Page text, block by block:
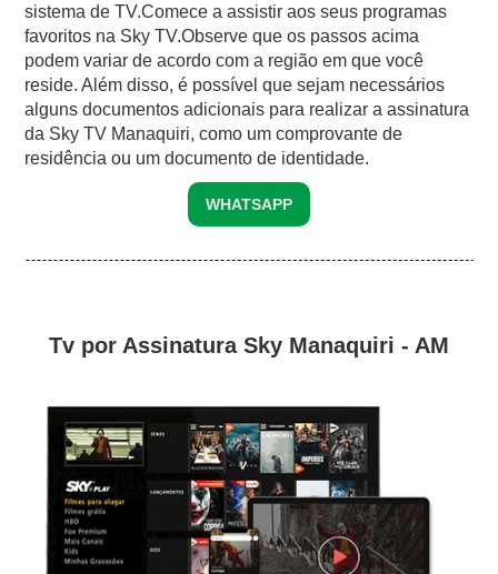
sistema de TV.Comece a assistir aos seus programas
favoritos na Sky TV.Observe que os passos acima
podem variar de acordo com a região em que você
reside. Além disso, é possível que sejam necessários
alguns documentos adicionais para realizar a assinatura
da Sky TV Manaquiri, como um comprovante de
residência ou um documento de identidade.
WHATSAPP
Tv por Assinatura Sky Manaquiri - AM